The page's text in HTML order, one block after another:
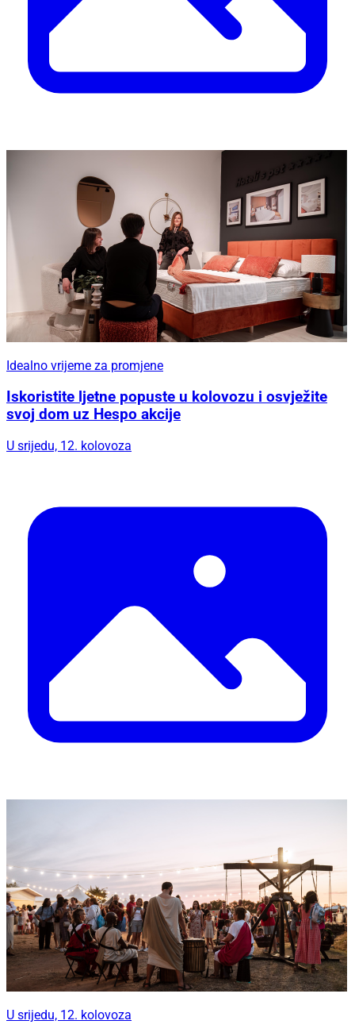
Idealno vrijeme za promjene
Iskoristite ljetne popuste u kolovozu i osvježite
svoj dom uz Hespo akcije
U srijedu, 12. kolovoza
U srijedu, 12. kolovoza